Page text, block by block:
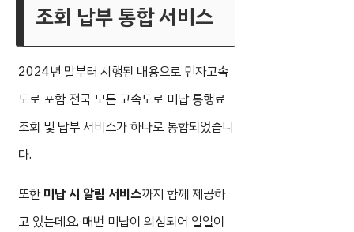
조회 납부 통합 서비스
2024년 말부터 시행된 내용으로 민자고속
도로 포함 전국 모든 고속도로 미납 통행료
조회 및 납부 서비스가 하나로 통합되었습니
다.
또한미납 시 알림 서비스까지 함께 제공하
고 있는데요, 매번 미납이 의심되어 일일이